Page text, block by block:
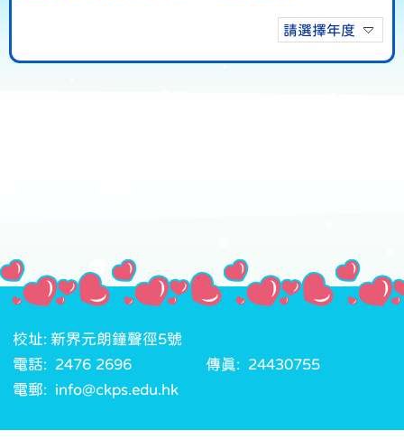
請選擇年度
校址: 新界元朗鐘聲徑5號
電話: 2476 2696
傳真: 24430755
電郵: info@ckps.edu.hk